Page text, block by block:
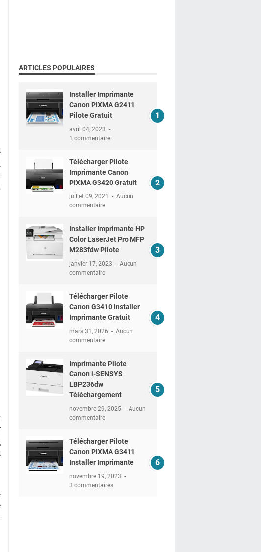
ARTICLES POPULAIRES
Installer Imprimante
Canon PIXMA G2411
Pilote Gratuit
avril 04, 2023
1 commentaire
Télécharger Pilote
Imprimante Canon
PIXMA G3420 Gratuit
juillet 09, 2021
Aucun
commentaire
Installer Imprimante HP
Color LaserJet Pro MFP
M283fdw Pilote
janvier 17, 2023
Aucun
commentaire
Télécharger Pilote
Canon G3410 Installer
Imprimante Gratuit
mars 31, 2026
Aucun
commentaire
Imprimante Pilote
Canon i-SENSYS
LBP236dw
Téléchargement
novembre 29, 2025
Aucun
commentaire
Télécharger Pilote
Canon PIXMA G3411
Installer Imprimante
novembre 19, 2023
3 commentaires